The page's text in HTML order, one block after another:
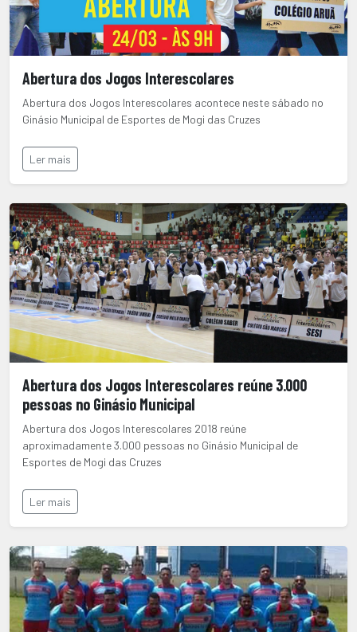
Abertura dos Jogos Interescolares
Abertura dos Jogos Interescolares acontece neste sábado no
Ginásio Municipal de Esportes de Mogi das Cruzes
Ler mais
Abertura dos Jogos Interescolares reúne 3.000
pessoas no Ginásio Municipal
Abertura dos Jogos Interescolares 2018 reúne
aproximadamente 3.000 pessoas no Ginásio Municipal de
Esportes de Mogi das Cruzes
Ler mais